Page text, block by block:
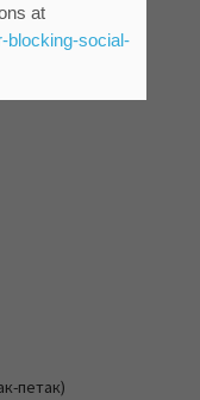
петак)
at
blocking-social-